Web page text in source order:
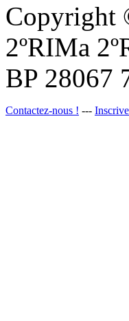
Copyright
2ºRIMa
BP 28067
Contactez-nous ! ---